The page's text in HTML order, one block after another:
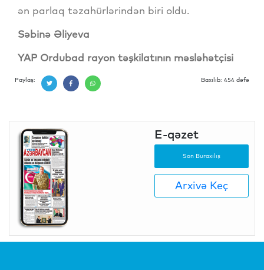
ən parlaq təzahürlərindən biri oldu.
Səbinə Əliyeva
YAP Ordubad rayon təşkilatının məsləhətçisi
Paylaş: Baxılıb: 454 dəfə
E-qəzet
Son Buraxılış
Arxivə Keç